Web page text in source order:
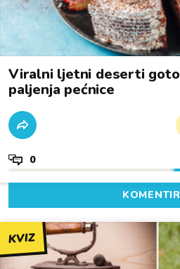
Viralni ljetni deserti
paljenja pećnice
0
KVIZ